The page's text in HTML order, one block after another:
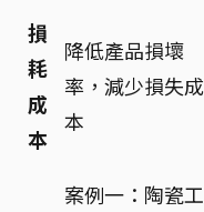
損
耗
成
本
降低產品損壞
率，減少損失成
本
案例一：陶瓷工